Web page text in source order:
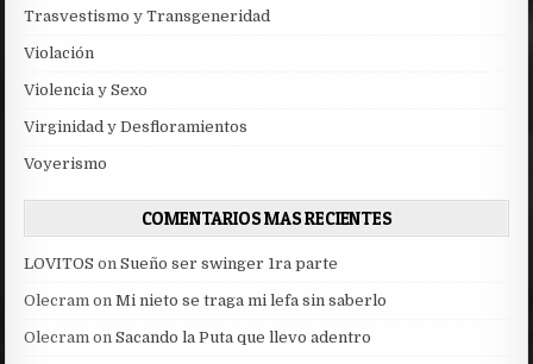
Trasvestismo y Transgeneridad
Violación
Violencia y Sexo
Virginidad y Desfloramientos
Voyerismo
COMENTARIOS MAS RECIENTES
LOVITOS onSueño ser swinger 1ra parte
Olecram onMi nieto se traga mi lefa sin saberlo
Olecram onSacando la Puta que llevo adentro